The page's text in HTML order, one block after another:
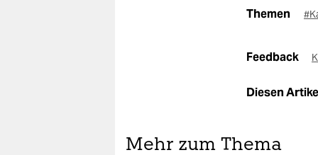
Themen
Feedback
Diesen
Mehr zum Thema